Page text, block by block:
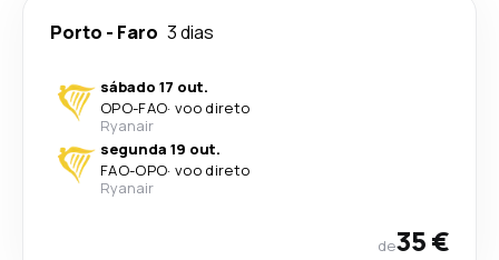
Porto - Faro 3 dias
sábado 17 out.
OPO-FAO· voo direto
Ryanair
segunda 19 out.
FAO-OPO· voo direto
Ryanair
de35 €